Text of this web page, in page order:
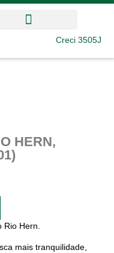
Creci 3505J
HERN,
Hern.
mais tranquilidade,